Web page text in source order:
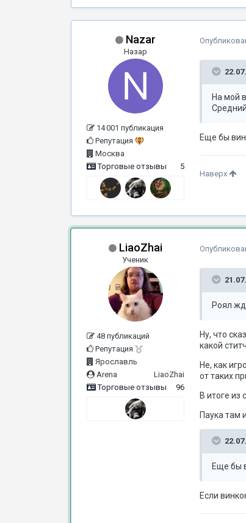
Nazar
Назар
14 001 публикация
Репутация
Москва
Торговые отзывы
5
На мой
Еще бы
Наверх
LiaoZhai
Ученик
48 публикаций
Репутация
Ярославль
Arena
LiaoZhai
Торговые отзывы
96
Роял
Ну, что
какой
Не, как
от таких
В итоге
Паука там
Еще бы
Если